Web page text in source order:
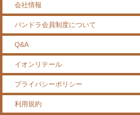
会社情報
パンドラ会員制度について
Q&A
イオンリテール
プライバシーポリシー
利用規約